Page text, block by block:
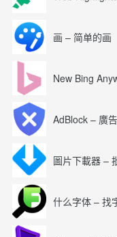
画 – 简单的画
AdBlock – 廣
什么字体 – 找